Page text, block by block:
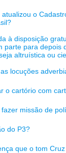
o
à disposição
parte para depois
altruística ou
locuções
o cartório com
missão de
do P3?
que o tom